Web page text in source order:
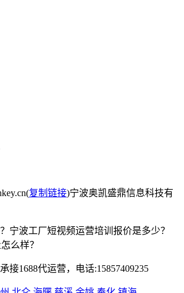
复制链接)宁波奥凯盛鼎信息科技有
宁波工厂短视频运营培训报价是多少？
么样？
接1688代运营，电话:15857409235